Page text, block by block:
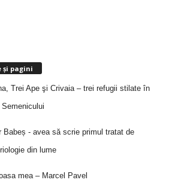
și pagini
Trei Ape şi Crivaia – trei refugii stilate în
Babeș - avea să scrie primul tratat de
din lume
mea – Marcel Pavel